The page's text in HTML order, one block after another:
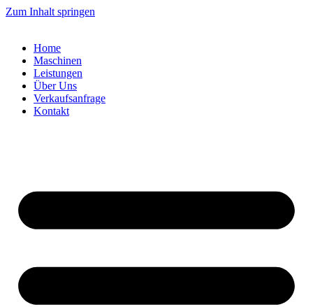
Zum Inhalt springen
Home
Maschinen
Leistungen
Über Uns
Verkaufsanfrage
Kontakt